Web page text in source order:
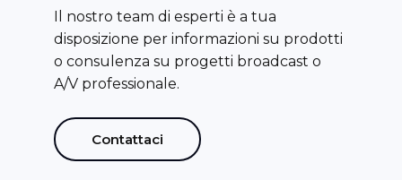
Il nostro team di esperti è a tua
disposizione per informazioni su prodotti
o consulenza su progetti broadcast o
A/V professionale.
Contattaci